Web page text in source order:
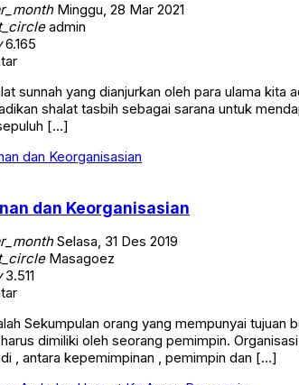
Minggu, 28 Mar 2021
admin
6.165
sunnah yang dianjurkan oleh para ulama
shalat tasbih sebagai sarana untuk
[…]
dan Keorganisasian
Selasa, 31 Des 2019
Masagoez
3.511
Sekumpulan orang yang mempunyai
dimiliki oleh seorang pemimpin.
, antara kepemimpinan , pemimpin dan […]